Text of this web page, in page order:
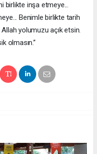
birlikte inşa etmeye...
Benimle birlikte tarih
Allah yolumuzu açık etsin.
olmasın.”